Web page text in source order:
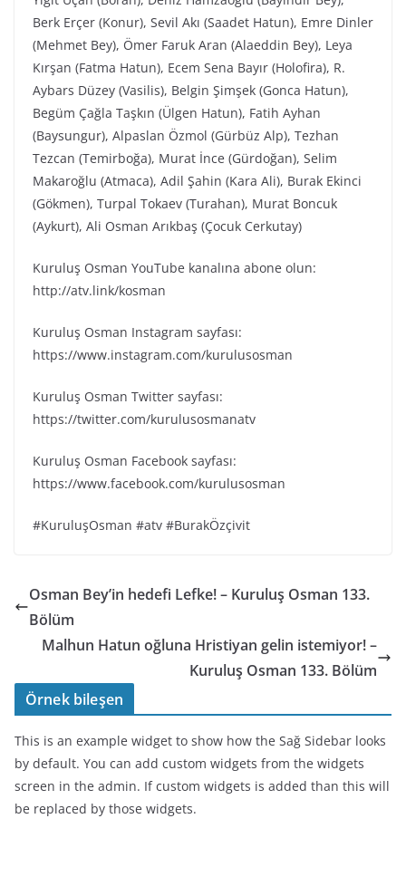
Berk Erçer (Konur), Sevil Akı (Saadet Hatun), Emre Dinler
(Mehmet Bey), Ömer Faruk Aran (Alaeddin Bey), Leya
Kırşan (Fatma Hatun), Ecem Sena Bayır (Holofira), R.
Aybars Düzey (Vasilis), Belgin Şimşek (Gonca Hatun),
Begüm Çağla Taşkın (Ülgen Hatun), Fatih Ayhan
(Baysungur), Alpaslan Özmol (Gürbüz Alp), Tezhan
Tezcan (Temirboğa), Murat İnce (Gürdoğan), Selim
Makaroğlu (Atmaca), Adil Şahin (Kara Ali), Burak Ekinci
(Gökmen), Turpal Tokaev (Turahan), Murat Boncuk
(Aykurt), Ali Osman Arıkbaş (Çocuk Cerkutay)
Kuruluş Osman YouTube kanalına abone olun:
http://atv.link/kosman
Kuruluş Osman Instagram sayfası:
https://www.instagram.com/kurulusosman
Kuruluş Osman Twitter sayfası:
https://twitter.com/kurulusosmanatv
Kuruluş Osman Facebook sayfası:
https://www.facebook.com/kurulusosman
#KuruluşOsman #atv #BurakÖzçivit
Osman Bey’in hedefi Lefke! – Kuruluş Osman 133.
Bölüm
Malhun Hatun oğluna Hristiyan gelin istemiyor! –
Kuruluş Osman 133. Bölüm
Örnek bileşen
This is an example widget to show how the Sağ Sidebar looks
by default. You can add custom widgets from the widgets
screen in the admin. If custom widgets is added than this will
be replaced by those widgets.